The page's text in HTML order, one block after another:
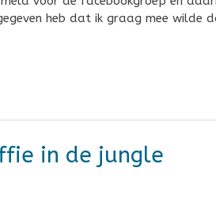
heb dat ik graag mee wilde
in de jungle